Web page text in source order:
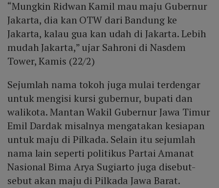
“Mungkin Ridwan Kamil mau maju Gubernur
Jakarta, dia kan OTW dari Bandung ke
Jakarta, kalau gua kan udah di Jakarta. Lebih
mudah Jakarta,” ujar Sahroni di Nasdem
Tower, Kamis (22/2)
Sejumlah nama tokoh juga mulai terdengar
untuk mengisi kursi gubernur, bupati dan
walikota. Mantan Wakil Gubernur Jawa Timur
Emil Dardak misalnya mengatakan kesiapan
untuk maju di Pilkada. Selain itu sejumlah
nama lain seperti politikus Partai Amanat
Nasional Bima Arya Sugiarto juga disebut-
sebut akan maju di Pilkada Jawa Barat.